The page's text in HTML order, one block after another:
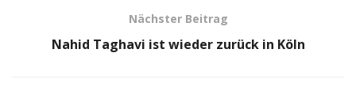
Nächster Beitrag
Nahid Taghavi ist wieder zurück in Köln